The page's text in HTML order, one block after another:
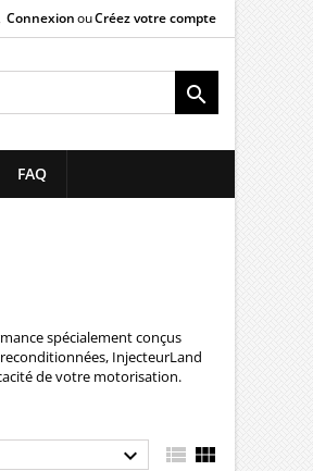
ConnexionouCréez votre compte

FAQ
spécialement conçus
InjecteurLand
de votre motorisation.
  